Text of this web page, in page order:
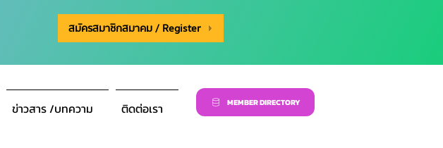
สมัครสมาชิกสมาคม / Register
ข่าวสาร /บทความ ติดต่อเรา MEMBER DIRECTORY